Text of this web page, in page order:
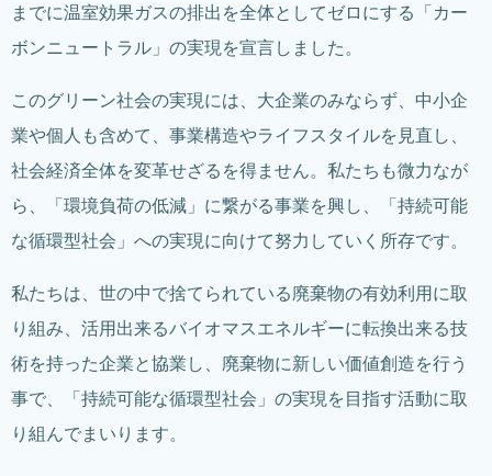
までに温室効果ガスの排出を全体としてゼロにする「カー
ボンニュートラル」の実現を宣言しました。
このグリーン社会の実現には、大企業のみならず、中小企
業や個人も含めて、事業構造やライフスタイルを見直し、
社会経済全体を変革せざるを得ません。私たちも微力なが
ら、「環境負荷の低減」に繋がる事業を興し、「持続可能
な循環型社会」への実現に向けて努力していく所存です。
私たちは、世の中で捨てられている廃棄物の有効利用に取
り組み、活用出来るバイオマスエネルギーに転換出来る技
術を持った企業と協業し、廃棄物に新しい価値創造を行う
事で、「持続可能な循環型社会」の実現を目指す活動に取
り組んでまいります。